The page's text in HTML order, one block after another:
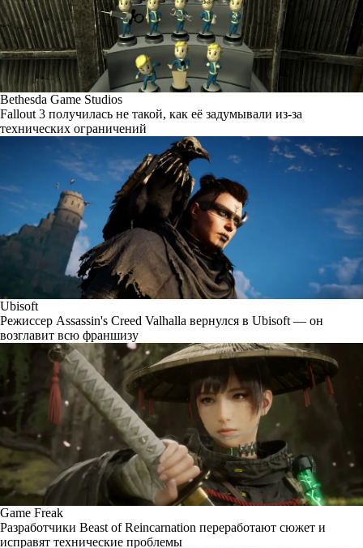
Bethesda Game Studios
Fallout 3 получилась не такой, как её задумывали из-за
технических ограничений
Ubisoft
Режиссер Assassin's Creed Valhalla вернулся в Ubisoft — он
возглавит всю франшизу
Game Freak
Разработчики Beast of Reincarnation переработают сюжет и
исправят технические проблемы